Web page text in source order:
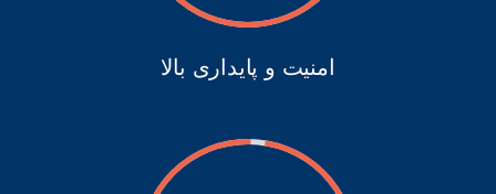
امنیت و پایداری بالا